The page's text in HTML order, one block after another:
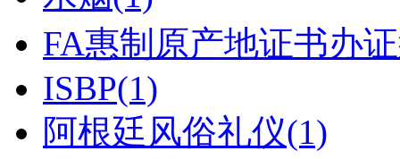
FA惠制原产地证书办
ISBP(1)
阿根廷风俗礼仪(1)